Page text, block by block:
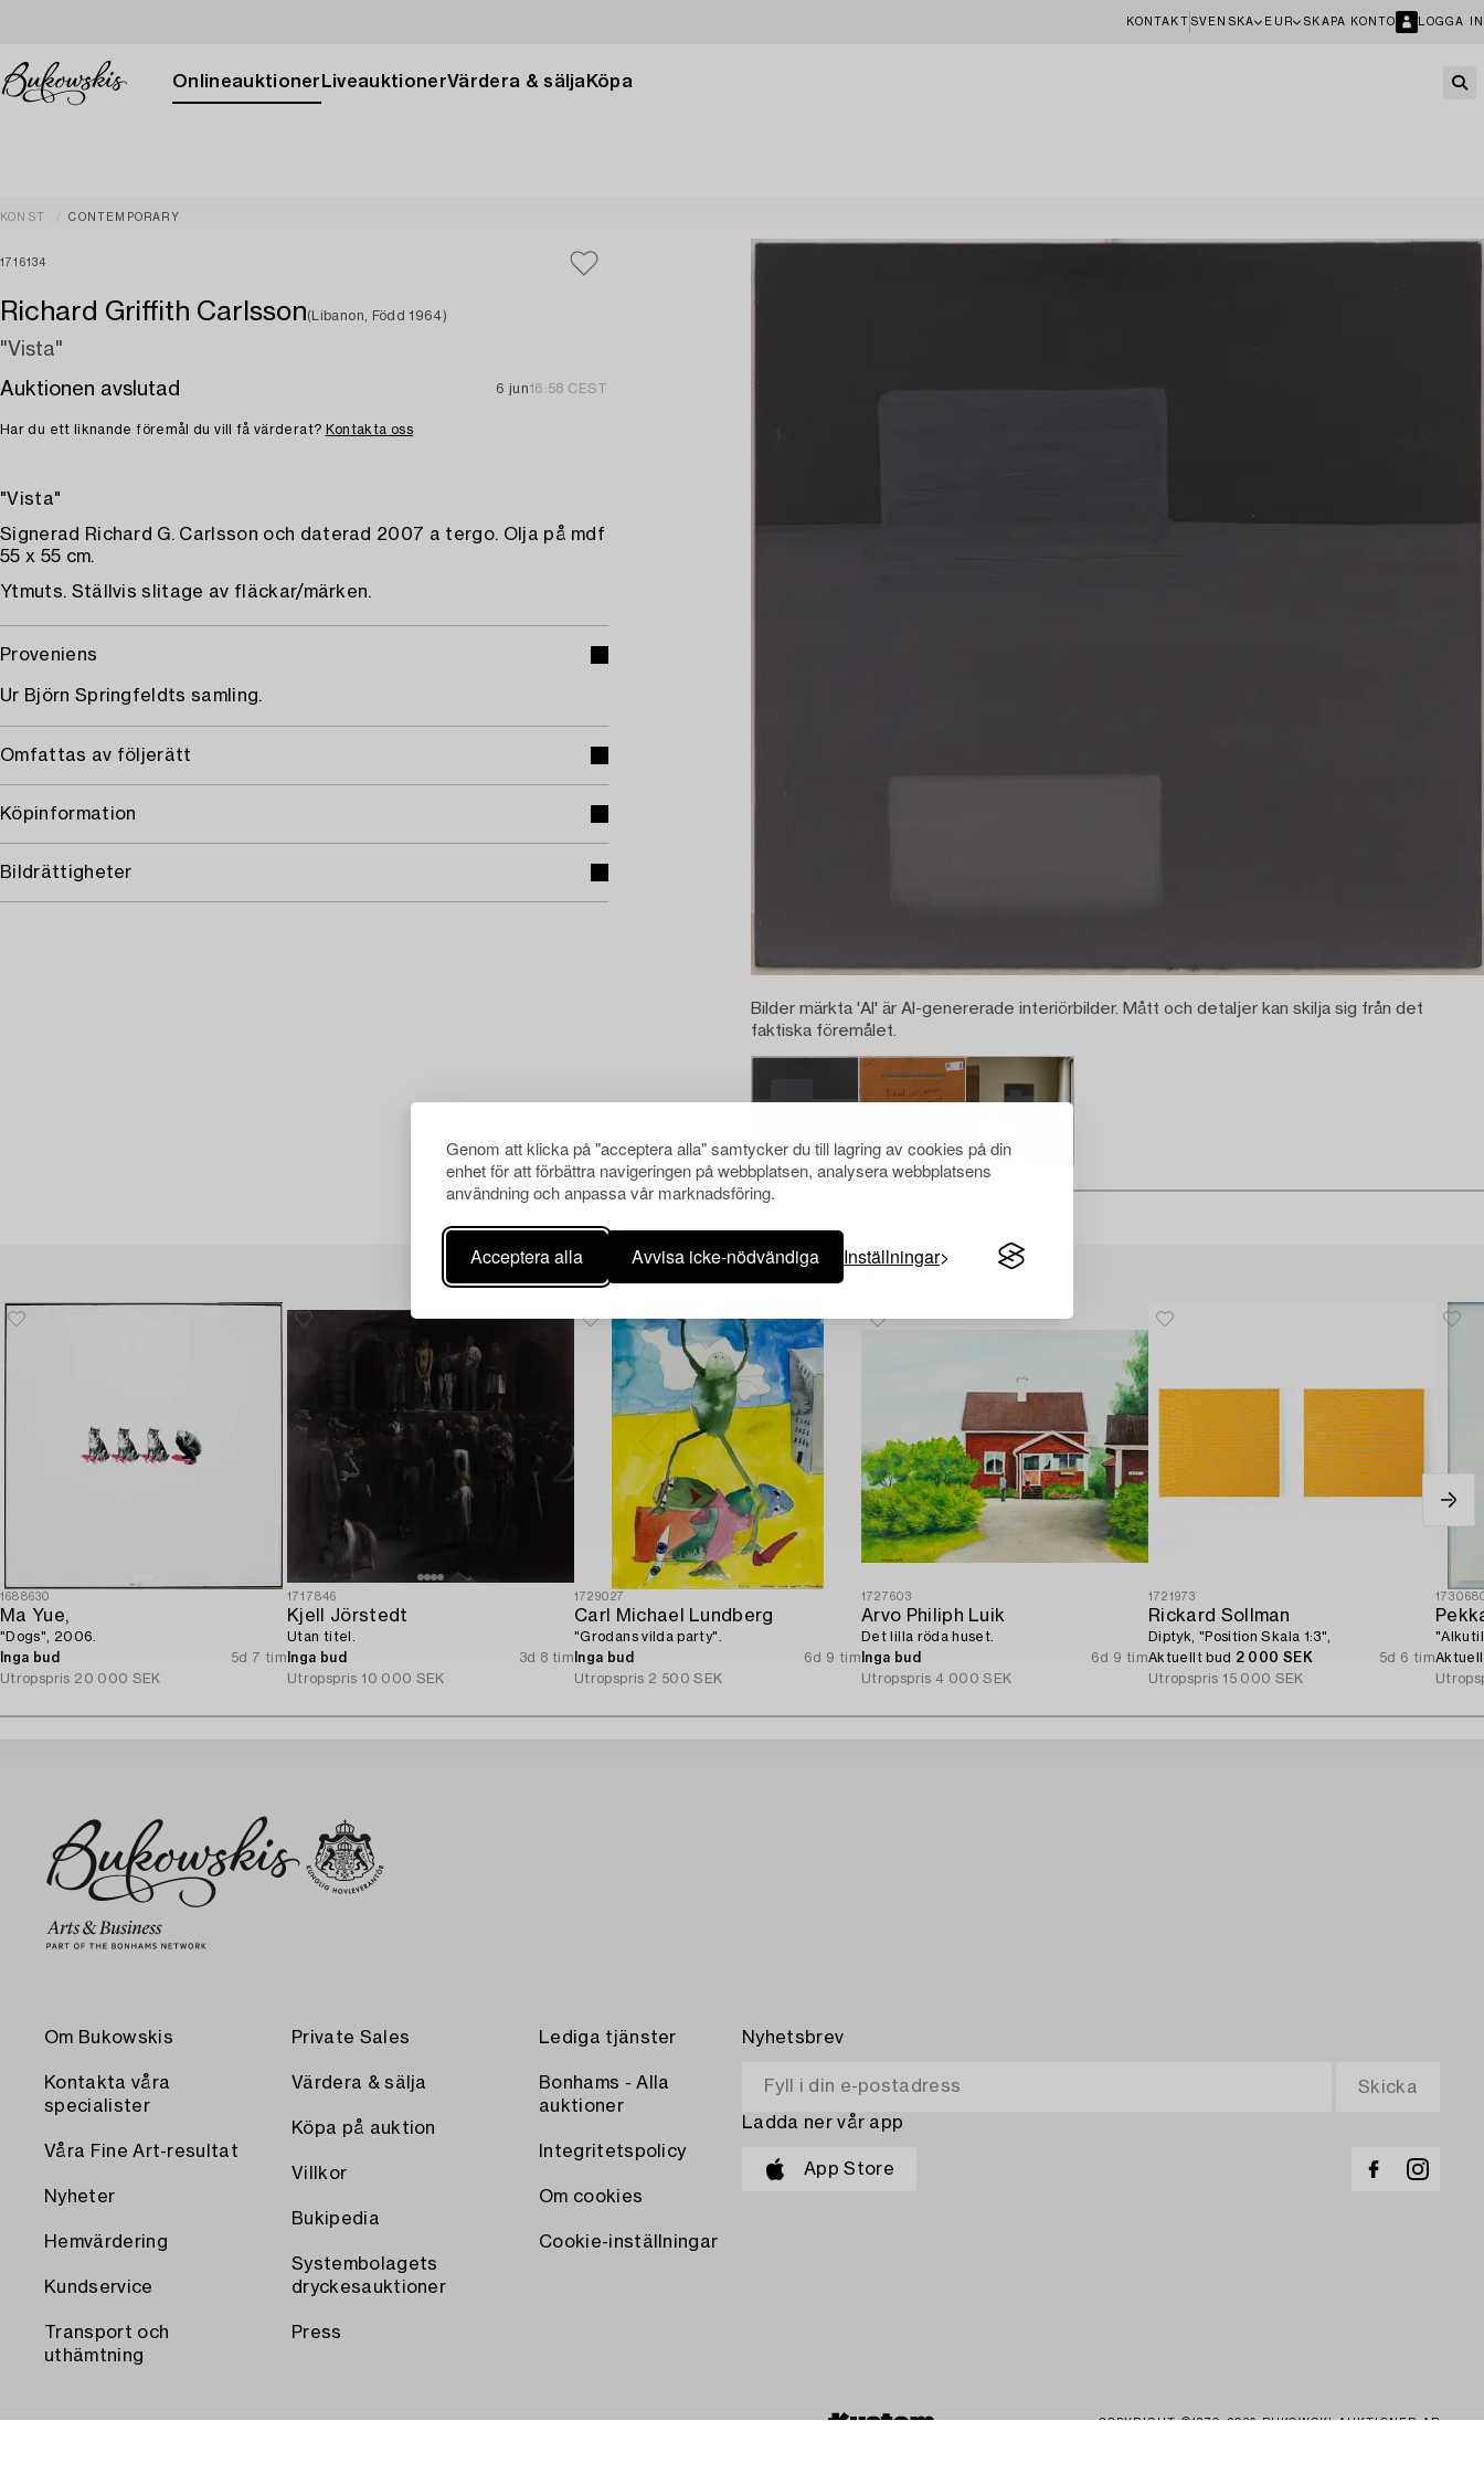
Genom att klicka på "acceptera alla" samtycker du till lagring av cookies på din
enhet för att förbättra navigeringen på webbplatsen, analysera webbplatsens
användning och anpassa vår marknadsföring.
Acceptera alla Avvisa icke-nödvändiga Inställningar
KONTAKT SVENSKA EUR SKAPA KONTO LOGGA IN
Onlineauktioner LiveauktionerVärdera & sälja Köpa
KONST CONTEMPORARY
1716134
Richard Griffith Carlsson(Libanon, Född 1964)
"Vista"
Auktionen avslutad
6 jun16:58 CEST
Har du ett liknande föremål du vill få värderat? Kontakta oss
"Vista"
Signerad Richard G. Carlsson och daterad 2007 a tergo. Olja på mdf
55 x 55 cm.
Ytmuts. Ställvis slitage av fläckar/märken.
Proveniens
Ur Björn Springfeldts samling.
Omfattas av följerätt
Köpinformation
Bildrättigheter
Bilder märkta 'AI' är AI-genererade interiörbilder. Mått och detaljer kan skilja sig från det
faktiska föremålet.
Andra har även tittat på
1688630
Ma Yue,
"Dogs", 2006.
Inga bud
5d 7 tim
Utropspris 20 000 SEK
1717846
Kjell Jörstedt
Utan titel.
Inga bud
3d 8 tim
Utropspris 10 000 SEK
1729027
Carl Michael Lundberg
"Grodans vilda party".
Inga bud
6d 9 tim
Utropspris 2 500 SEK
1727603
Arvo Philiph Luik
Det lilla röda huset.
Inga bud
6d 9 tim
Utropspris 4 000 SEK
1721973
Rickard Sollman
Diptyk, "Position Skala 1:3",
Aktuellt bud 2 000 SEK
5d 6 tim
Utropspris 15 000 SEK
Om Bukowskis
Kontakta våra
specialister
Våra Fine Art-resultat
Nyheter
Hemvärdering
Kundservice
Transport och
uthämtning
Private Sales
Värdera & sälja
Köpa på auktion
Villkor
Bukipedia
Systembolagets
dryckesauktioner
Press
Lediga tjänster
Bonhams - Alla
auktioner
Integritetspolicy
Om cookies
Cookie-inställningar
Nyhetsbrev
Ladda ner vår app
App Store
COPYRIGHT ©1870-2026 BUKOWSKI AUKTIONER AB